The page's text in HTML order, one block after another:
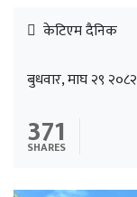
केटिएम दैनिक
बुधवार, माघ २९ २०८२
371
SHARES